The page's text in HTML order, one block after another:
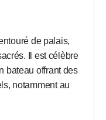
de palais,
Il est célèbre
bateau offrant des
notamment au